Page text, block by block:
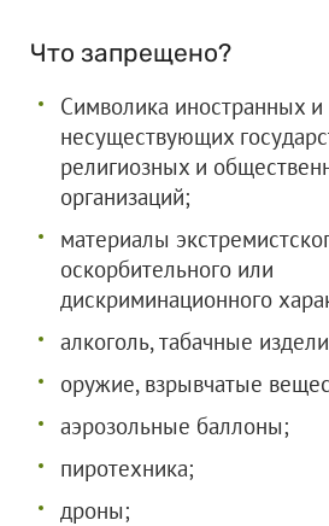
Что запрещено?
Символика иностранных и
несуществующих
религиозных и
организаций;
материалы
оскорбительного или
дискриминационного
алкоголь, табачные
оружие, взрывчатые
аэрозольные баллоны;
пиротехника;
дроны;